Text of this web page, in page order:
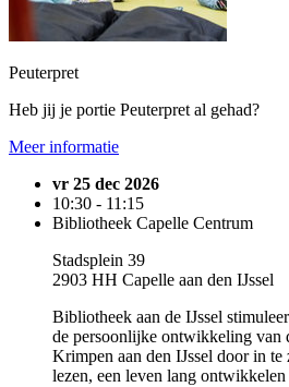
Peuterpret
Heb jij je portie Peuterpret al gehad?
Meer informatie
vr 25 dec 2026
10:30 - 11:15
Bibliotheek Capelle Centrum
Stadsplein 39
2903 HH Capelle aan den IJssel
Bibliotheek aan de IJssel
de persoonlijke ontwikkeling van
Krimpen aan den IJssel door in te
lezen, een leven lang